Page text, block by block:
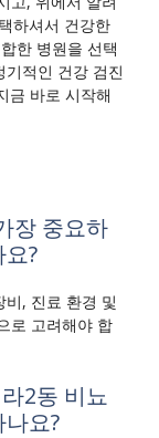
하셔서 건강한
한 병원을 선택
적인 건강 검진
금 바로 시작해
장 중요하
?
, 진료 환경 및
로 고려해야 합
2동 비뇨
요?